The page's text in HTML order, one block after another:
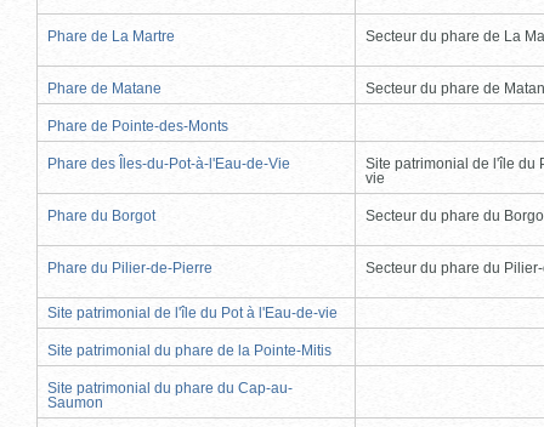
Phare de La Martre Secteur du phare de La
Phare de Matane Secteur du phare de
Phare de Pointe-des-Monts
Phare des Îles-du-Pot-à-l'Eau-de-Vie
Site patrimonial de l'île du
vie
Phare du Borgot Secteur du phare du
Phare du Pilier-de-Pierre Secteur du phare du
Site patrimonial de l'île du Pot à l'Eau-de-vie
Site patrimonial du phare de la Pointe-Mitis
Site patrimonial du phare du Cap-au-
Saumon